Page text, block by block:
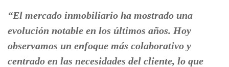
“El mercado inmobiliario ha mostrado una
evolución notable en los últimos años. Hoy
observamos un enfoque más colaborativo y
centrado en las necesidades del cliente, lo que